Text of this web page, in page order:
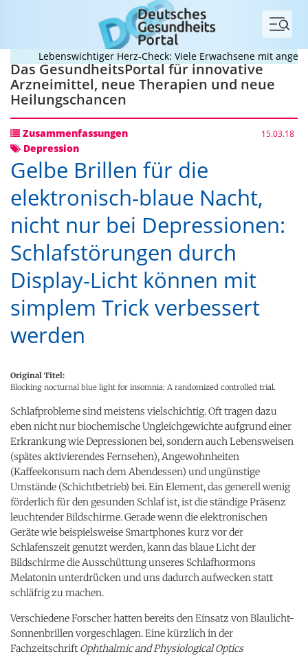
Menü
Lebenswichtiger Herz-Check: Viele Erwachsene mit
Das GesundheitsPortal für innovative
Arzneimittel, neue Therapien und neue
Heilungschancen
Zusammenfassungen 15.03.18
Depression
Gelbe Brillen für die
elektronisch-blaue Nacht,
nicht nur bei Depressionen:
Schlafstörungen durch
Display-Licht können mit
simplem Trick verbessert
werden
Original Titel:
Blocking nocturnal blue light for insomnia: A randomized controlled trial.
Schlafprobleme sind meistens vielschichtig. Oft tragen dazu
eben nicht nur biochemische Ungleichgewichte aufgrund einer
Erkrankung wie Depressionen bei, sondern auch Lebensweisen
(spätes aktivierendes Fernsehen), Angewohnheiten
(Kaffeekonsum nach dem Abendessen) und ungünstige
Umstände (Schichtbetrieb) bei. Ein Element, das generell wenig
förderlich für den gesunden Schlaf ist, ist die ständige Präsenz
leuchtender Bildschirme. Gerade wenn die elektronischen
Geräte wie beispielsweise Smartphones kurz vor der
Schlafenszeit genutzt werden, kann das blaue Licht der
Bildschirme die Ausschüttung unseres Schlafhormons
Melatonin unterdrücken und uns dadurch aufwecken statt
schläfrig zu machen.
Verschiedene Forscher hatten bereits den Einsatz von Blaulicht-
Sonnenbrillen vorgeschlagen. Eine kürzlich in der
Fachzeitschrift Ophthalmic and Physiological Optics